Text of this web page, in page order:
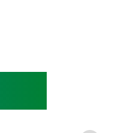
CDI/CDD